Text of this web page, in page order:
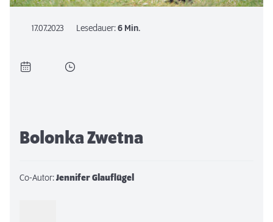
17.07.2023 Lesedauer:6 Min.
Bolonka Zwetna
Co-Autor:Jennifer Glauflügel